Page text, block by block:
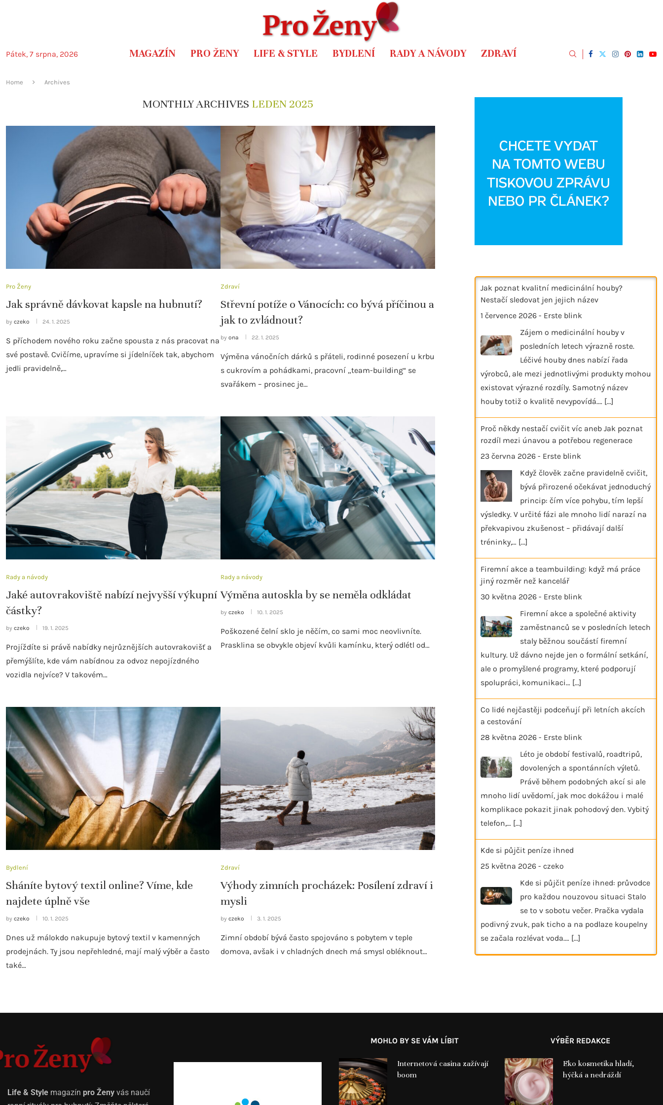
Pátek, 7 srpna, 2026 MAGAZÍN PRO ŽENY LIFE & STYLE BYDLENÍ RADY A NÁVODY ZDRAVÍ
Home Archives
MONTHLY ARCHIVES LEDEN 2025
Pro Ženy
Jak správně dávkovat kapsle na hubnutí?
by czeko 24. 1. 2025
S příchodem nového roku začne spousta z nás pracovat na
své postavě. Cvičíme, upravíme si jídelníček tak, abychom
jedli pravidelně,…
Zdraví
Střevní potíže o Vánocích: co bývá příčinou a
jak to zvládnout?
by ona 22. 1. 2025
Výměna vánočních dárků s přáteli, rodinné posezení u krbu
s cukrovím a pohádkami, pracovní „team-building“ se
svařákem – prosinec je…
Rady a návody
Jaké autovrakoviště nabízí nejvyšší výkupní
částky?
by czeko 19. 1. 2025
Projíždíte si právě nabídky nejrůznějších autovrakovišť a
přemýšlíte, kde vám nabídnou za odvoz nepojízdného
vozidla nejvíce? V takovém…
Rady a návody
Výměna autoskla by se neměla odkládat
by czeko 10. 1. 2025
Poškozené čelní sklo je něčím, co sami moc neovlivníte.
Prasklina se obvykle objeví kvůli kamínku, který odlétl od…
Bydlení
Sháníte bytový textil online? Víme, kde
najdete úplně vše
by czeko 10. 1. 2025
Dnes už málokdo nakupuje bytový textil v kamenných
prodejnách. Ty jsou nepřehledné, mají malý výběr a často
také…
Zdraví
Výhody zimních procházek: Posílení zdraví i
mysli
by czeko 3. 1. 2025
Zimní období bývá často spojováno s pobytem v teple
domova, avšak i v chladných dnech má smysl obléknout…
Jak poznat kvalitní medicinální houby?
Nestačí sledovat jen jejich název
1 července 2026 - Erste blink
Zájem o medicinální houby v
posledních letech výrazně roste.
Léčivé houby dnes nabízí řada
výrobců, ale mezi jednotlivými produkty mohou
existovat výrazné rozdíly. Samotný název
houby totiž o kvalitě nevypovídá.… [...]
Proč někdy nestačí cvičit víc aneb Jak poznat
rozdíl mezi únavou a potřebou regenerace
23 června 2026 - Erste blink
Když člověk začne pravidelně cvičit,
bývá přirozené očekávat jednoduchý
princip: čím více pohybu, tím lepší
výsledky. V určité fázi ale mnoho lidí narazí na
překvapivou zkušenost – přidávají další
tréninky,… [...]
Firemní akce a teambuilding: když má práce
jiný rozměr než kancelář
30 května 2026 - Erste blink
Firemní akce a společné aktivity
zaměstnanců se v posledních letech
staly běžnou součástí firemní
kultury. Už dávno nejde jen o formální setkání,
ale o promyšlené programy, které podporují
spolupráci, komunikaci… [...]
Co lidé nejčastěji podceňují při letních akcích
a cestování
28 května 2026 - Erste blink
Léto je období festivalů, roadtripů,
dovolených a spontánních výletů.
Právě během podobných akcí si ale
mnoho lidí uvědomí, jak moc dokážou i malé
komplikace pokazit jinak pohodový den. Vybitý
telefon,… [...]
Kde si půjčit peníze ihned
25 května 2026 - czeko
Kde si půjčit peníze ihned: průvodce
pro každou nouzovou situaci Stalo
se to v sobotu večer. Pračka vydala
podivný zvuk, pak ticho a na podlaze koupelny
se začala rozlévat voda.… [...]
Life & Style magazín pro Ženy vás naučí
MOHLO BY SE VÁM LÍBIT
Internetová casina zažívají
boom
VÝBĚR REDAKCE
Eko kosmetika hladí,
hýčká a nedráždí